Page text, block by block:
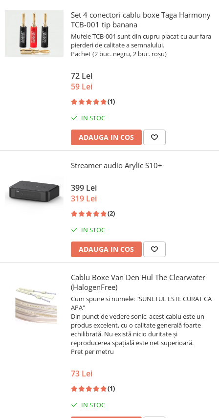
Set 4 conectori cablu boxe Taga Harmony
TCB-001 tip banana
Mufele TCB-001 sunt din cupru placat cu aur fara
pierderi de calitate a semnalului.
Pachet (2 buc. negru, 2 buc. roșu)
72 Lei
59 Lei
(1)
IN STOC
ADAUGA IN COS
Streamer audio Arylic S10+
399 Lei
319 Lei
(2)
IN STOC
ADAUGA IN COS
Cablu Boxe Van Den Hul The Clearwater
(HalogenFree)
Cum spune si numele: "SUNETUL ESTE CURAT CA
APA"
Din punct de vedere sonic, acest cablu este un
produs excelent, cu o calitate generală foarte
echilibrată. Nu există nicio duritate și
reproducerea spațială este net superioară.
Pret per metru
73 Lei
(1)
IN STOC